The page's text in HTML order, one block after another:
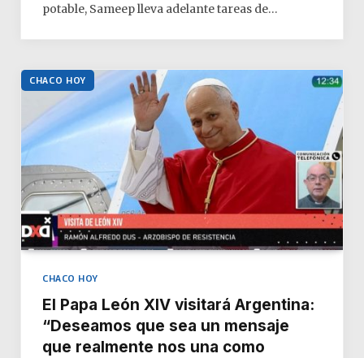
potable, Sameep lleva adelante tareas de…
CHACO HOY
CHACO HOY
El Papa León XIV visitará Argentina:
“Deseamos que sea un mensaje
que realmente nos una como